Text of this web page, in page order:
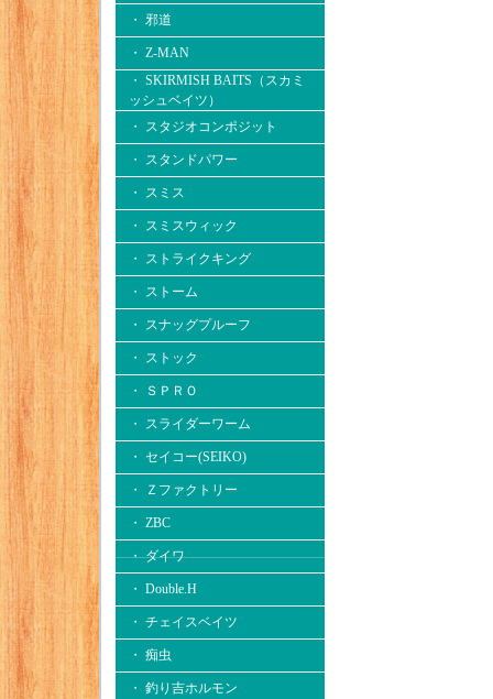
・ 邪道
・ Z-MAN
・ SKIRMISH BAITS（スカミ
ッシュベイツ）
・ スタジオコンポジット
・ スタンドパワー
・ スミス
・ スミスウィック
・ ストライクキング
・ ストーム
・ スナッグプルーフ
・ ストック
・ ＳＰＲＯ
・ スライダーワーム
・ セイコー(SEIKO)
・ Ｚファクトリー
・ ZBC
・ ダイワ
・ Double.H
・ チェイスベイツ
・ 痴虫
・ 釣り吉ホルモン